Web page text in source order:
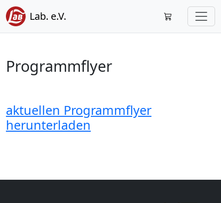
Lab. e.V.
Programmflyer
aktuellen Programmflyer
herunterladen